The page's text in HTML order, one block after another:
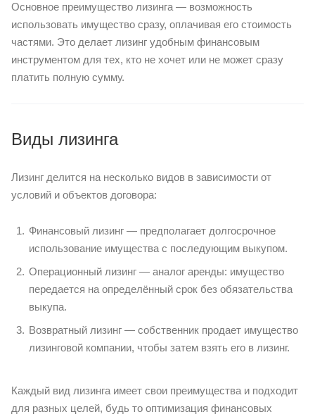
Основное преимущество лизинга — возможность
использовать имущество сразу, оплачивая его стоимость
частями. Это делает лизинг удобным финансовым
инструментом для тех, кто не хочет или не может сразу
платить полную сумму.
Виды лизинга
Лизинг делится на несколько видов в зависимости от
условий и объектов договора:
Финансовый лизинг — предполагает долгосрочное
использование имущества с последующим выкупом.
Операционный лизинг — аналог аренды: имущество
передается на определённый срок без обязательства
выкупа.
Возвратный лизинг — собственник продает имущество
лизинговой компании, чтобы затем взять его в лизинг.
Каждый вид лизинга имеет свои преимущества и подходит
для разных целей, будь то оптимизация финансовых